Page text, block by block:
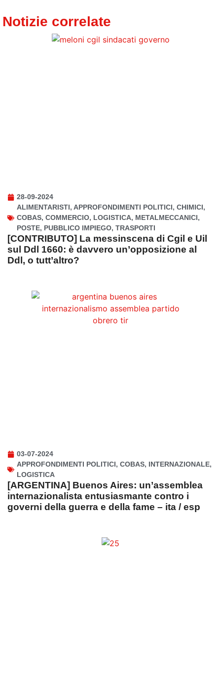
Notizie correlate
28-09-2024
ALIMENTARISTI, APPROFONDIMENTI POLITICI, CHIMICI,
COBAS, COMMERCIO, LOGISTICA, METALMECCANICI,
POSTE, PUBBLICO IMPIEGO, TRASPORTI
[CONTRIBUTO] La messinscena di Cgil e Uil
sul Ddl 1660: è davvero un’opposizione al
Ddl, o tutt’altro?
03-07-2024
APPROFONDIMENTI POLITICI, COBAS, INTERNAZIONALE,
LOGISTICA
[ARGENTINA] Buenos Aires: un’assemblea
internazionalista entusiasmante contro i
governi della guerra e della fame – ita / esp